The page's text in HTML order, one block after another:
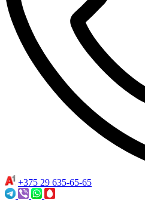
+375 29 635-65-65